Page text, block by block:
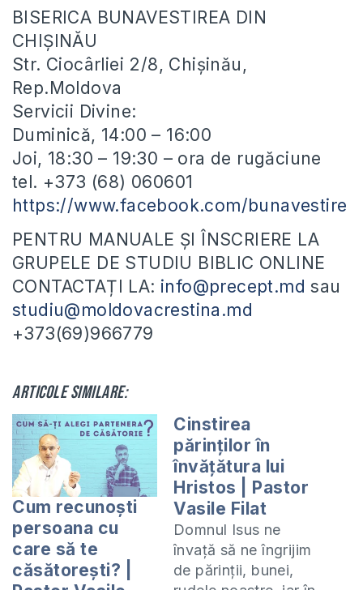
BISERICA BUNAVESTIREA DIN
CHIȘINĂU
Str. Ciocârliei 2/8, Chișinău,
Rep.Moldova
Servicii Divine:
Duminică, 14:00 – 16:00
Joi, 18:30 – 19:30 – ora de rugăciune
tel. +373 (68) 060601
https://www.facebook.com/bunavestire
PENTRU MANUALE ȘI ÎNSCRIERE LA
GRUPELE DE STUDIU BIBLIC ONLINE
CONTACTAȚI LA: info@precept.md sau
studiu@moldovacrestina.md
+373(69)966779
Articole similare:
Cum recunoști
persoana cu
care să te
căsătorești? |
Cinstirea
părinților în
învățătura lui
Hristos | Pastor
Vasile Filat
Domnul Isus ne
învață să ne îngrijim
de părinții, bunei,